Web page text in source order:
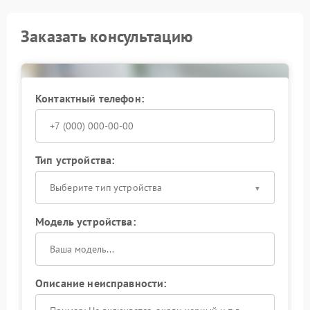
Заказать консультацию
Контактный телефон:
Тип устройства:
Выберите тип устройства
Модель устройства:
Описание неисправности: